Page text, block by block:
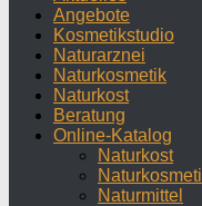
Angebote
Kosmetikstudio
Naturarznei
Naturkosmetik
Naturkost
Beratung
Online-Katalog
Naturkost
Naturmittel